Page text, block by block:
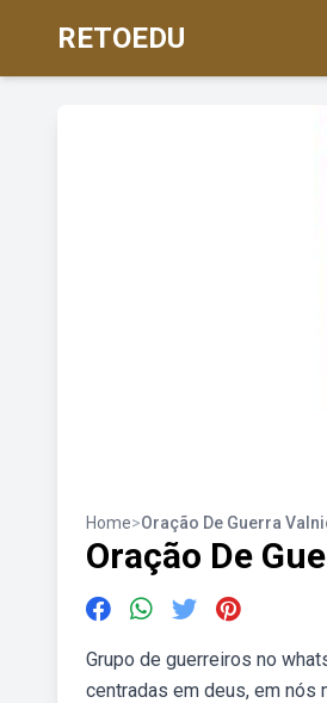
RETOEDU
Home>Oração De Guerra
Oração De
Grupo de guerreiros no
centradas em deus, em nós